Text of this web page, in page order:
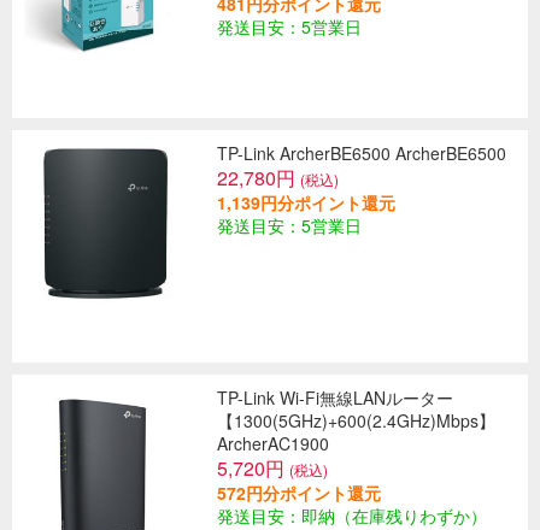
発送目安：5営業日
TP-Link ArcherBE6500 ArcherBE6500
22,780円 (税込)
1,139円分ポイント還元
発送目安：5営業日
TP-Link Wi-Fi無線LANルーター
【1300(5GHz)+600(2.4GHz)Mbps】
ArcherAC1900
5,720円 (税込)
572円分ポイント還元
発送目安：即納（在庫残りわずか）